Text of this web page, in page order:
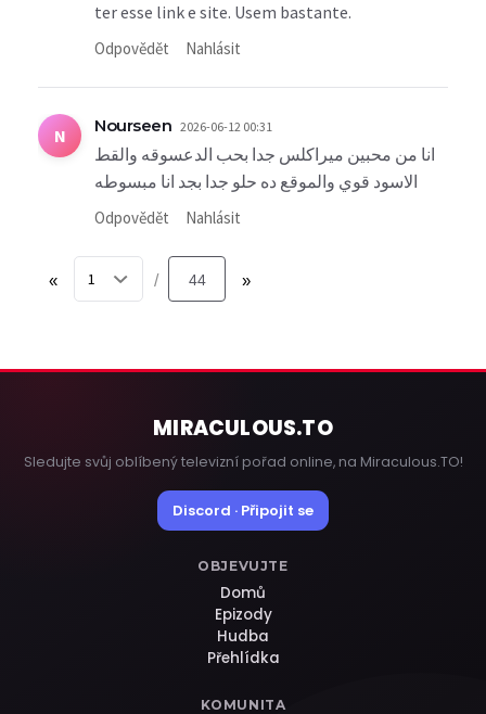
ter esse link e site. Usem bastante.
Odpovědět Nahlásit
N Nourseen 2026-06-12 00:31
انا من محبين ميراكلس جدا بحب الدعسوقه والقط
الاسود قوي والموقع ده حلو جدا بجد انا مبسوطه
Odpovědět Nahlásit
« / 44 »
MIRACULOUS.TO
Sledujte svůj oblíbený televizní pořad online, na Miraculous.TO!
Discord · Připojit se
OBJEVUJTE
Domů
Epizody
Hudba
Přehlídka
KOMUNITA